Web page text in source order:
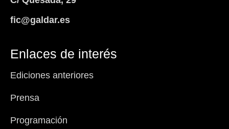
fic@galdar.es
Enlaces de interés
Ediciones anteriores
Prensa
Programación